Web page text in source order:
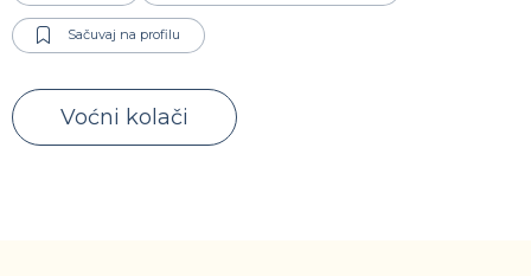
Sačuvaj na profilu
Voćni kolači